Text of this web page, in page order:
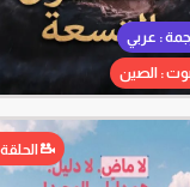
: عربي
: الصين
الحلقة 10